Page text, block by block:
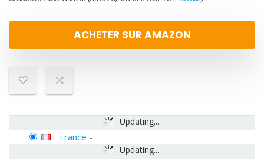
ACHETER SUR AMAZON
Updating...
Updating...
France -